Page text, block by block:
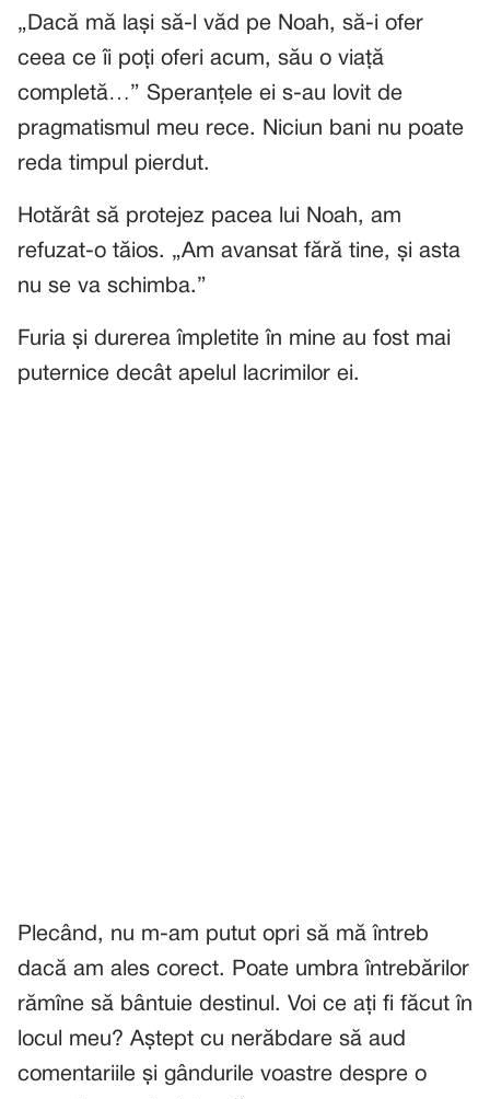
„Dacă mă lași să-l văd pe Noah, să-i ofer
ceea ce îi poți oferi acum, său o viață
completă…” Speranțele ei s-au lovit de
pragmatismul meu rece. Niciun bani nu poate
reda timpul pierdut.
Hotărât să protejez pacea lui Noah, am
refuzat-o tăios. „Am avansat fără tine, și asta
nu se va schimba.”
Furia și durerea împletite în mine au fost mai
puternice decât apelul lacrimilor ei.
Plecând, nu m-am putut opri să mă întreb
dacă am ales corect. Poate umbra întrebărilor
rămîne să bântuie destinul. Voi ce ați fi făcut în
locul meu? Aștept cu nerăbdare să aud
comentariile și gândurile voastre despre o